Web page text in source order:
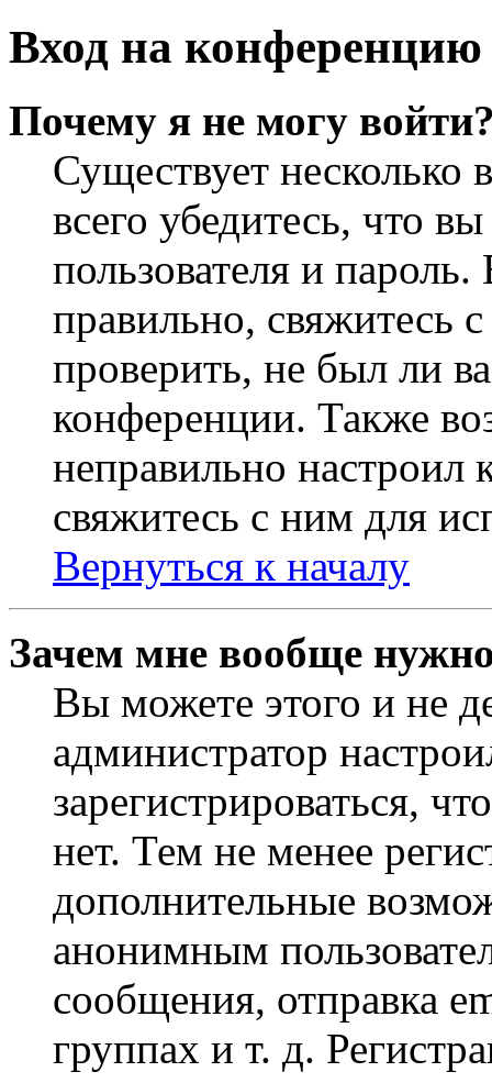
Вход на конференцию
Почему я не могу
Существует
всего убедитесь, что
пользователя и
правильно, свяжитесь
проверить, не был ли
конференции. Также
неправильно
свяжитесь с ним для
Вернуться к началу
Зачем мне вообще
Вы можете этого и не
администратор
зарегистрироваться,
нет. Тем не менее
дополнительные
анонимным
сообщения, отправка
группах и т. д.